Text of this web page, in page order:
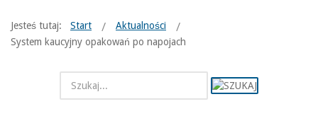
Jesteś tutaj: Start
Aktualności
System kaucyjny opakowań po napojach